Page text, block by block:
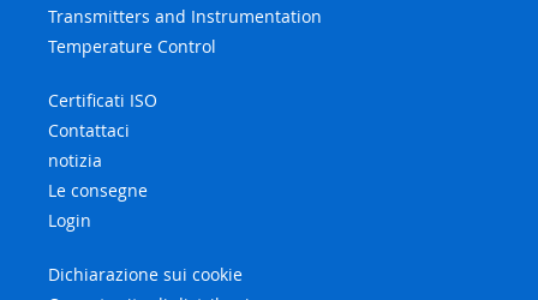
Transmitters and Instrumentation
Temperature Control
Certificati ISO
Contattaci
notizia
Le consegne
Login
Dichiarazione sui cookie